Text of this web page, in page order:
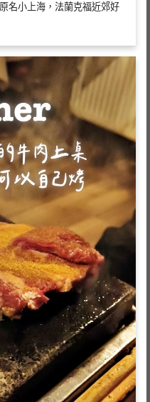
名小上海，法蘭克福近郊好